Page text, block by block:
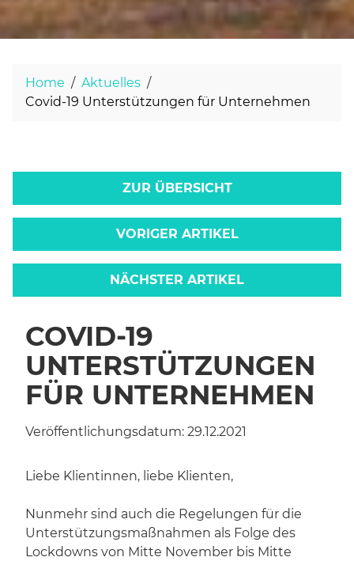
Home
Aktuelles
Covid-19 Unterstützungen für Unternehmen
ZUR ÜBERSICHT
VORIGER ARTIKEL
NÄCHSTER ARTIKEL
COVID-19
UNTERSTÜTZUNGEN
FÜR UNTERNEHMEN
Veröffentlichungsdatum: 29.12.2021
Liebe Klientinnen, liebe Klienten,
Nunmehr sind auch die Regelungen für die
Unterstützungsmaßnahmen als Folge des
Lockdowns von Mitte November bis Mitte